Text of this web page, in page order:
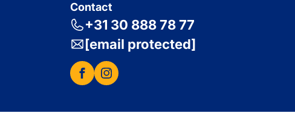
Contact
+31 30 888 78 77
[email protected]